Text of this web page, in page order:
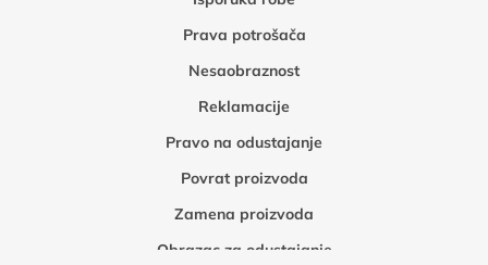
Prava potrošača
Nesaobraznost
Reklamacije
Pravo na odustajanje
Povrat proizvoda
Zamena proizvoda
Obrazac za odustajanje